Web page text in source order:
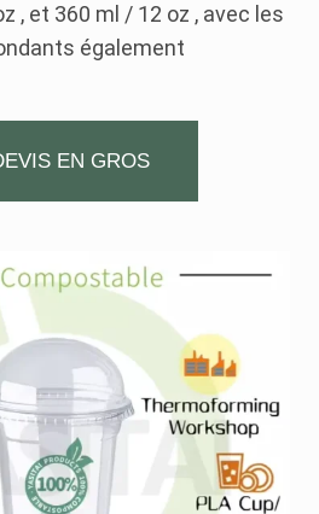
, et 360 ml / 12 oz , avec les
également
EN GROS